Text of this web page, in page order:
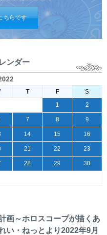
ちらです
ンダー
T F
S
1
2
7 8 9
14 15 16
21 22 23
28 29 30
画～ホロスコープが描くあ
い・ねっとより2022年9月